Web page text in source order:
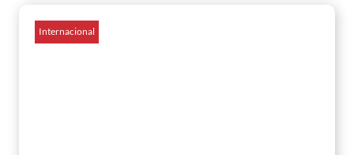
Internacional